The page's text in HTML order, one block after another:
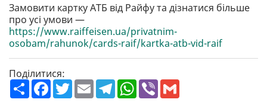
Замовити картку АТБ від Райфу та дізнатися більше
про усі умови —
https://www.raiffeisen.ua/privatnim-
osobam/rahunok/cards-raif/kartka-atb-vid-raif
Поділитися:
П
о
F
a
T
w
E
m
T
e
W
h
V